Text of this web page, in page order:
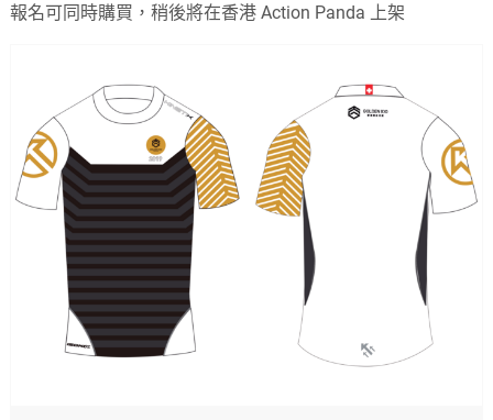
報名可同時購買，稍後將在香港 Action Panda 上架